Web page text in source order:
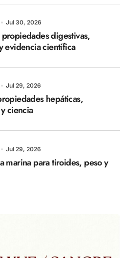
Jul 30, 2026
digestivas,
evidencia científica
Jul 29, 2026
hepáticas,
ciencia
Jul 29, 2026
marina para tiroides, peso y